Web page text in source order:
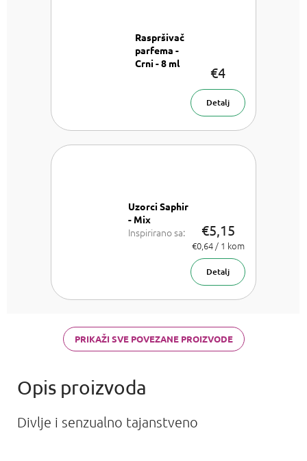
Raspršivač
parfema -
Crni - 8 ml
€4
Detalj
Uzorci Saphir
- Mix
Inspirirano sa:
Mademoiselle,
PR Invictus,
Baccarat R.
€5,15
Izmjeri
cijenu:
€0,64 / 1 kom
Detalj
PRIKAŽI SVE POVEZANE PROIZVODE
Divlje i senzualno tajanstveno